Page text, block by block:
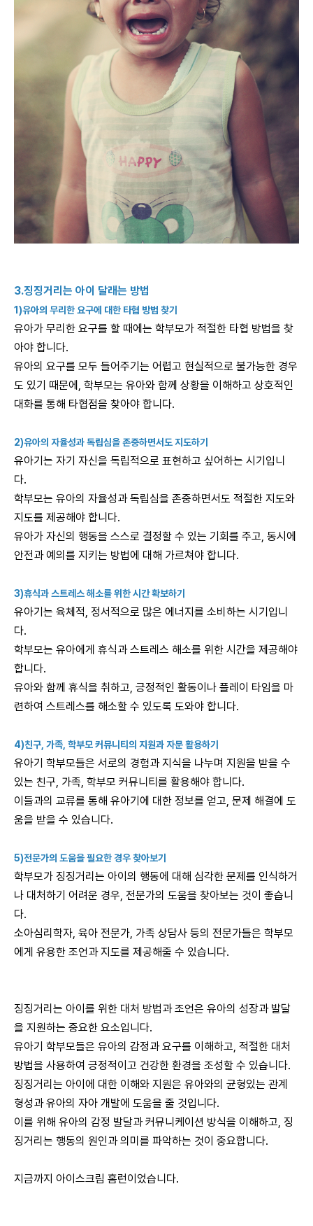
3.징징거리는 아이 달래는 방법
1)유아의 무리한 요구에 대한 타협 방법 찾기
유아가 무리한 요구를 할 때에는 학부모가 적절한 타협 방법을 찾
아야 합니다.
유아의 요구를 모두 들어주기는 어렵고 현실적으로 불가능한 경우
도 있기 때문에, 학부모는 유아와 함께 상황을 이해하고 상호적인
대화를 통해 타협점을 찾아야 합니다.
2)유아의 자율성과 독립심을 존중하면서도 지도하기
유아기는 자기 자신을 독립적으로 표현하고 싶어하는 시기입니
다.
학부모는 유아의 자율성과 독립심을 존중하면서도 적절한 지도와
지도를 제공해야 합니다.
유아가 자신의 행동을 스스로 결정할 수 있는 기회를 주고, 동시에
안전과 예의를 지키는 방법에 대해 가르쳐야 합니다.
3)휴식과 스트레스 해소를 위한 시간 확보하기
유아기는 육체적, 정서적으로 많은 에너지를 소비하는 시기입니
다.
학부모는 유아에게 휴식과 스트레스 해소를 위한 시간을 제공해야
합니다.
유아와 함께 휴식을 취하고, 긍정적인 활동이나 플레이 타임을 마
련하여 스트레스를 해소할 수 있도록 도와야 합니다.
4)친구, 가족, 학부모 커뮤니티의 지원과 자문 활용하기
유아기 학부모들은 서로의 경험과 지식을 나누며 지원을 받을 수
있는 친구, 가족, 학부모 커뮤니티를 활용해야 합니다.
이들과의 교류를 통해 유아기에 대한 정보를 얻고, 문제 해결에 도
움을 받을 수 있습니다.
5)전문가의 도움을 필요한 경우 찾아보기
학부모가 징징거리는 아이의 행동에 대해 심각한 문제를 인식하거
나 대처하기 어려운 경우, 전문가의 도움을 찾아보는 것이 좋습니
다.
소아심리학자, 육아 전문가, 가족 상담사 등의 전문가들은 학부모
에게 유용한 조언과 지도를 제공해줄 수 있습니다.
징징거리는 아이를 위한 대처 방법과 조언은 유아의 성장과 발달
을 지원하는 중요한 요소입니다.
유아기 학부모들은 유아의 감정과 요구를 이해하고, 적절한 대처
방법을 사용하여 긍정적이고 건강한 환경을 조성할 수 있습니다.
징징거리는 아이에 대한 이해와 지원은 유아와의 균형있는 관계
형성과 유아의 자아 개발에 도움을 줄 것입니다.
이를 위해 유아의 감정 발달과 커뮤니케이션 방식을 이해하고, 징
징거리는 행동의 원인과 의미를 파악하는 것이 중요합니다.
지금까지 아이스크림 홈런이었습니다.